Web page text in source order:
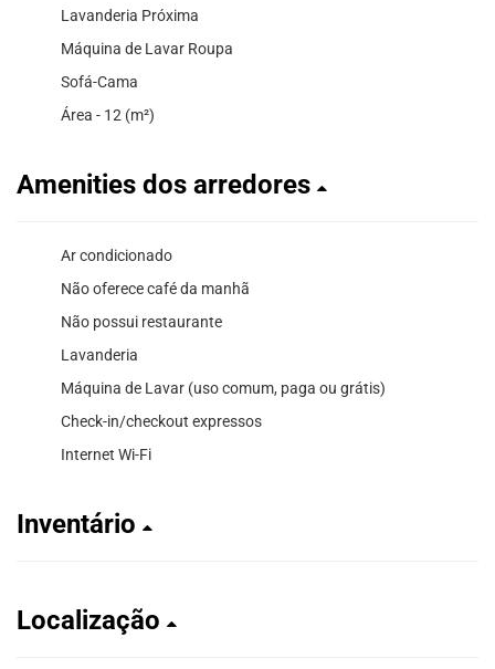
Lavanderia Próxima
Máquina de Lavar Roupa
Sofá-Cama
Área - 12 (m²)
Amenities dos arredores
Ar condicionado
Não oferece café da manhã
Não possui restaurante
Lavanderia
Máquina de Lavar (uso comum, paga ou grátis)
Check-in/checkout expressos
Internet Wi-Fi
Inventário
Localização